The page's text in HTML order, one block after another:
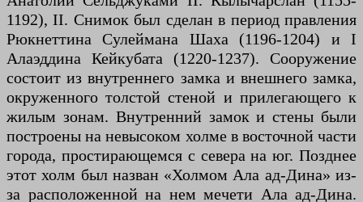
1192), II. Снимок был сделан в период правления
Рюкнеттина Сулеймана Шаха (1196-1204) и I
Алаэддина Кейкубата (1220-1237). Сооружение
состоит из внутреннего замка и внешнего замка,
окруженного толстой стеной и прилегающего к
жилым зонам. Внутренний замок и стены были
построены на невысоком холме в восточной части
города, простирающемся с севера на юг. Позднее
этот холм был назван «Холмом Ала ад-Дина» из-
за расположенной на нем мечети Ала ад-Дина.